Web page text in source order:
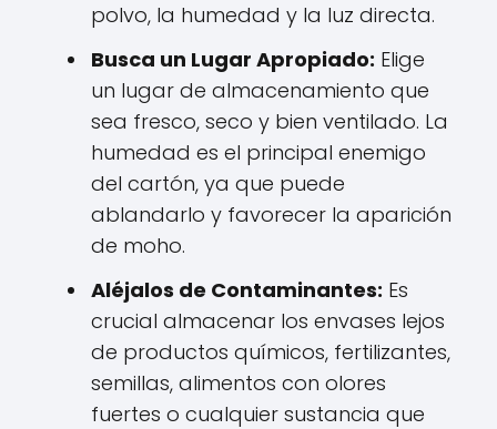
polvo, la humedad y la luz directa.
Busca un Lugar Apropiado: Elige
un lugar de almacenamiento que
sea fresco, seco y bien ventilado. La
humedad es el principal enemigo
del cartón, ya que puede
ablandarlo y favorecer la aparición
de moho.
Aléjalos de Contaminantes: Es
crucial almacenar los envases lejos
de productos químicos, fertilizantes,
semillas, alimentos con olores
fuertes o cualquier sustancia que